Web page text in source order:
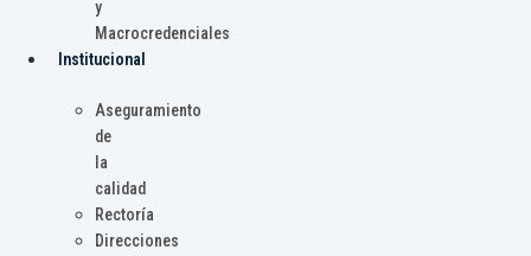
y
Macrocredenciales
Institucional
Aseguramiento
de
la
calidad
Rectoría
Direcciones